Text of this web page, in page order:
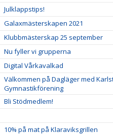
Julklappstips!
Galaxmästerskapen 2021
Klubbmästerskap 25 september
Nu fyller vi grupperna
Digital Vårkavalkad
Välkommen på Dagläger med
Gymnastikförening
Bli Stödmedlem!
10% på mat på Klaraviksgrillen